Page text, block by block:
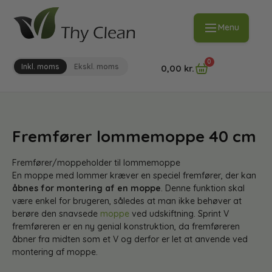
Menu
Inkl. moms Ekskl. moms 0,00 kr.
0
Fremfører lommemoppe 40 cm
Fremfører/moppeholder til lommemoppe
En moppe med lommer kræver en speciel fremfører, der kan
åbnes for montering af en moppe. Denne funktion skal
være enkel for brugeren, således at man ikke behøver at
berøre den snavsede moppe ved udskiftning. Sprint V
fremføreren er en ny genial konstruktion, da fremføreren
åbner fra midten som et V og derfor er let at anvende ved
montering af moppe.